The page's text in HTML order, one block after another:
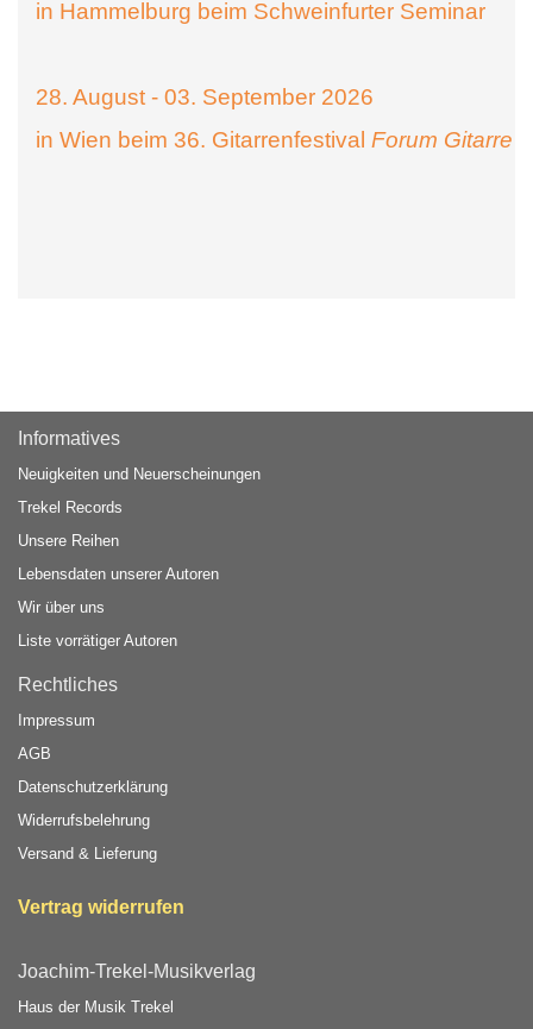
in Hammelburg beim Schweinfurter Seminar
28. August - 03. September 2026
in Wien beim 36. Gitarrenfestival Forum Gitarre
Informatives
Neuigkeiten und Neuerscheinungen
Trekel Records
Unsere Reihen
Lebensdaten unserer Autoren
Wir über uns
Liste vorrätiger Autoren
Rechtliches
Impressum
AGB
Datenschutzerklärung
Widerrufsbelehrung
Versand & Lieferung
Vertrag widerrufen
Joachim-Trekel-Musikverlag
Haus der Musik Trekel